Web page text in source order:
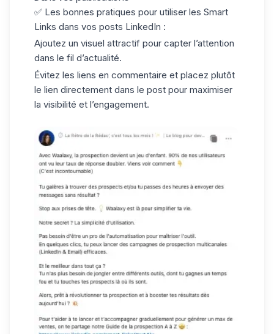
✅ Les bonnes pratiques pour utiliser les Smart
Links dans vos posts LinkedIn :
Ajoutez un visuel attractif pour capter l’attention
dans le fil d’actualité.
Évitez les liens en commentaire et placez plutôt
le lien directement dans le post pour maximiser
la visibilité et l’engagement.